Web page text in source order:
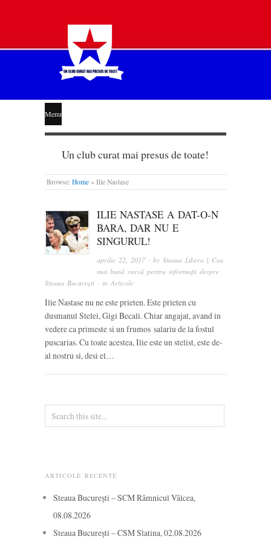
STEAUA
LIBERĂ
Menu
Un club curat mai presus de toate!
Browse: Home » Ilie Nastase
ILIE NASTASE A DAT-O-N
BARA, DAR NU E
SINGURUL!
aprilie 22, 2017 · bySteaua Libera | Cea
mai bună sursă pentru informații despre
Steaua București · in Articole
Ilie Nastase nu ne este prieten. Este prieten cu
dusmanul Stelei, Gigi Becali. Chiar angajat, avand in
vedere ca primeste si un frumos salariu de la fostul
puscarias. Cu toate acestea, Ilie este un stelist, este de-
al nostru si, desi el…
ARTICOLE RECENTE
Steaua București – SCM Râmnicul Vâlcea,
08.08.2026
Steaua București – CSM Slatina, 02.08.2026